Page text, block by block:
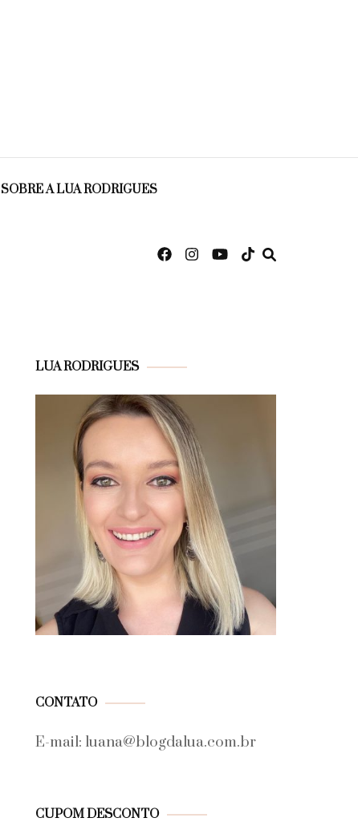
SOBRE A LUA RODRIGUES
LUA RODRIGUES
CONTATO
E-mail: luana@blogdalua.com.br
CUPOM DESCONTO